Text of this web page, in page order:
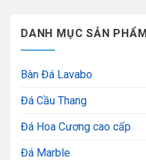
DANH MỤC SẢN PHẨM
Bàn Đá Lavabo
Đá Cầu Thang
Đá Hoa Cương cao cấp
Đá Marble